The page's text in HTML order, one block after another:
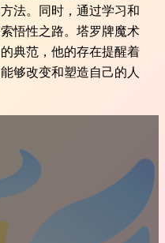
法。同时，通过学习和
悟性之路。塔罗牌魔术
典范，他的存在提醒着
够改变和塑造自己的人